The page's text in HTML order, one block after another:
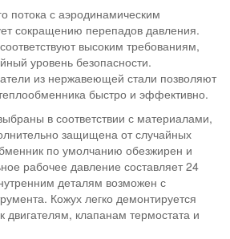
потока с аэродинамическим
сокращению перепадов давления.
высоким требованиям,
уровень безопасности.
из нержавеющей стали позволяют
быстро и эффективно.
в соответствии с материалами,
защищена от случайных
по умолчанию обезжирен и
рабочее давление составляет 24
деталям возможен с
Кожух легко демонтируется
двигателям, клапанам термостата и